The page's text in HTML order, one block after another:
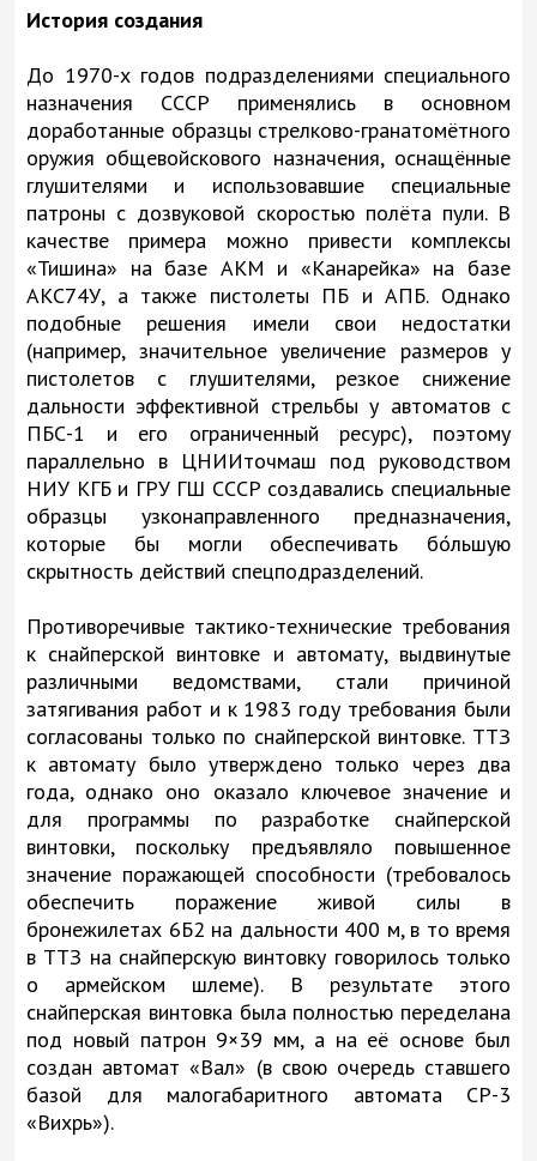
История создания
До 1970-х годов подразделениями специального
назначения СССР применялись в основном
доработанные образцы стрелково-гранатомётного
оружия общевойскового назначения, оснащённые
глушителями и использовавшие специальные
патроны с дозвуковой скоростью полёта пули. В
качестве примера можно привести комплексы
«Тишина» на базе АКМ и «Канарейка» на базе
АКС74У, а также пистолеты ПБ и АПБ. Однако
подобные решения имели свои недостатки
(например, значительное увеличение размеров у
пистолетов с глушителями, резкое снижение
дальности эффективной стрельбы у автоматов с
ПБС-1 и его ограниченный ресурс), поэтому
параллельно в ЦНИИточмаш под руководством
НИУ КГБ и ГРУ ГШ СССР создавались специальные
образцы узконаправленного предназначения,
которые бы могли обеспечивать бо́льшую
скрытность действий спецподразделений.
Противоречивые тактико-технические требования
к снайперской винтовке и автомату, выдвинутые
различными ведомствами, стали причиной
затягивания работ и к 1983 году требования были
согласованы только по снайперской винтовке. ТТЗ
к автомату было утверждено только через два
года, однако оно оказало ключевое значение и
для программы по разработке снайперской
винтовки, поскольку предъявляло повышенное
значение поражающей способности (требовалось
обеспечить поражение живой силы в
бронежилетах 6Б2 на дальности 400 м, в то время
в ТТЗ на снайперскую винтовку говорилось только
о армейском шлеме). В результате этого
снайперская винтовка была полностью переделана
под новый патрон 9×39 мм, а на её основе был
создан автомат «Вал» (в свою очередь ставшего
базой для малогабаритного автомата СР-3
«Вихрь»).